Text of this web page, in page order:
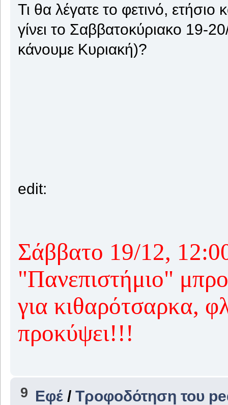
Τι θα λέγατε το φετινό,
γίνει το Σαββατοκύριακο 19-
κάνουμε Κυριακή)?
edit:
Σάββατο 19/12,
"Πανεπιστήμιο"
για κιθαρότσαρκα,
προκύψει!!!
9 Εφέ /Τροφοδότηση του